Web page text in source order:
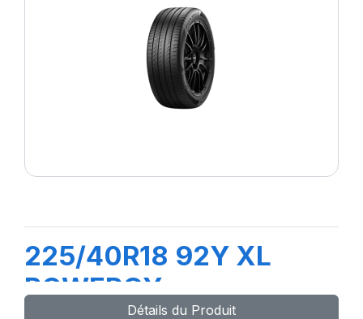
225/40R18 92Y XL
POWERGY
Détails du Produit